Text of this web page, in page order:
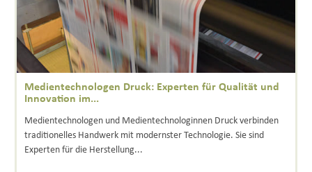
Medientechnologen Druck: Experten für Qualität und
Innovation im...
Medientechnologen und Medientechnologinnen Druck verbinden
traditionelles Handwerk mit modernster Technologie. Sie sind
Experten für die Herstellung...